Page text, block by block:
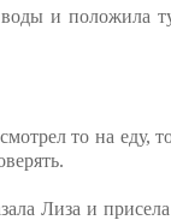
и положила
то на еду,
Лиза и присела